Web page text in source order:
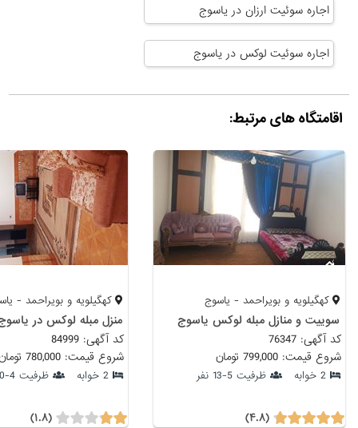
اجاره سوئیت ارزان در یاسوج
اجاره سوئیت لوکس در یاسوج
اقامتگاه های مرتبط:
کهگیلویه و بویراحمد - یاسوج
سوییت و منازل مبله لوکس یاسوج
کد آگهی: 76347
شروع قیمت: 799,000 تومان
2 خوابه ظرفیت 5-13 نفر
(۴.۸)
کهگیلویه و بویراحمد -
منزل مبله لوکس در
کد آگهی: 84999
شروع قیمت: 780,000 تومان
2 خوابه ظرفیت 4-10 نفر
(۱.۸)